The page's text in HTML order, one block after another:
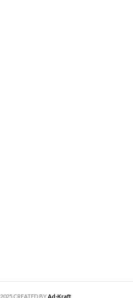
2025 CREATED BYAd-Kraft